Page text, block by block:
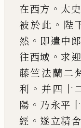
在西方 。 太
被於此 。 陛
然 。 即遣中
往西域 。 求
藤竺法蘭二
利 。 并四十
陽 。 乃永平
經 。 遂立精舍